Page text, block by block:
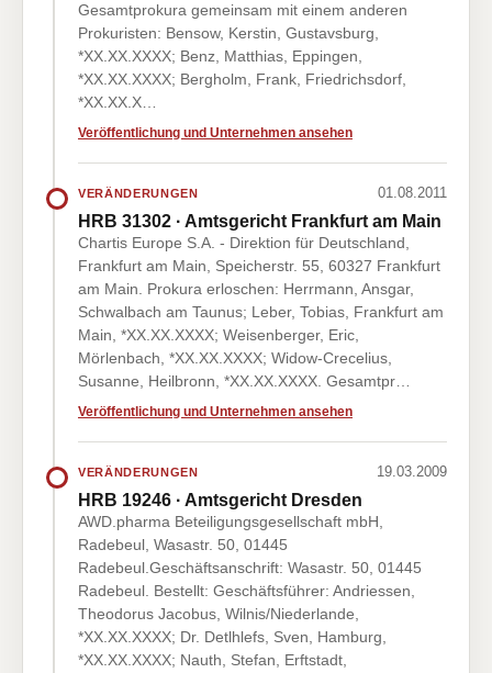
Gesamtprokura gemeinsam mit einem anderen
Prokuristen: Bensow, Kerstin, Gustavsburg,
*XX.XX.XXXX; Benz, Matthias, Eppingen,
*XX.XX.XXXX; Bergholm, Frank, Friedrichsdorf,
*XX.XX.X…
Veröffentlichung und Unternehmen ansehen
VERÄNDERUNGEN 01.08.2011
HRB 31302 · Amtsgericht Frankfurt am Main
Chartis Europe S.A. - Direktion für Deutschland,
Frankfurt am Main, Speicherstr. 55, 60327 Frankfurt
am Main. Prokura erloschen: Herrmann, Ansgar,
Schwalbach am Taunus; Leber, Tobias, Frankfurt am
Main, *XX.XX.XXXX; Weisenberger, Eric,
Mörlenbach, *XX.XX.XXXX; Widow-Crecelius,
Susanne, Heilbronn, *XX.XX.XXXX. Gesamtpr…
Veröffentlichung und Unternehmen ansehen
VERÄNDERUNGEN 19.03.2009
HRB 19246 · Amtsgericht Dresden
AWD.pharma Beteiligungsgesellschaft mbH,
Radebeul, Wasastr. 50, 01445
Radebeul.Geschäftsanschrift: Wasastr. 50, 01445
Radebeul. Bestellt: Geschäftsführer: Andriessen,
Theodorus Jacobus, Wilnis/Niederlande,
*XX.XX.XXXX; Dr. Detlhlefs, Sven, Hamburg,
*XX.XX.XXXX; Nauth, Stefan, Erftstadt,